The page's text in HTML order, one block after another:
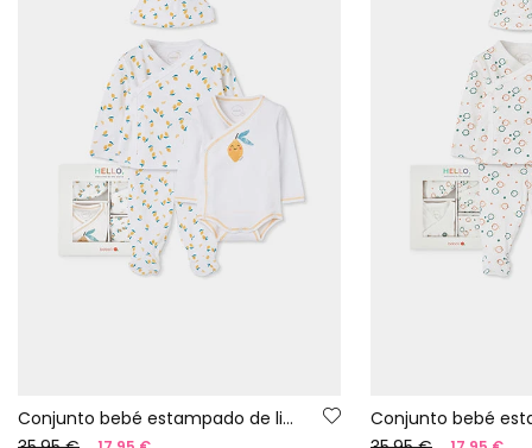
Conjunto bebé estampado de limones